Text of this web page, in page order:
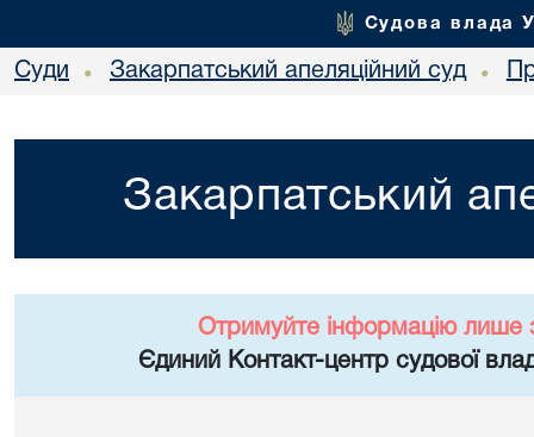
Судова влада
Суди • Закарпатський апеляційний суд •
Закарпатський
Отримуйте інформацію лише
Єдиний Контакт-центр судової